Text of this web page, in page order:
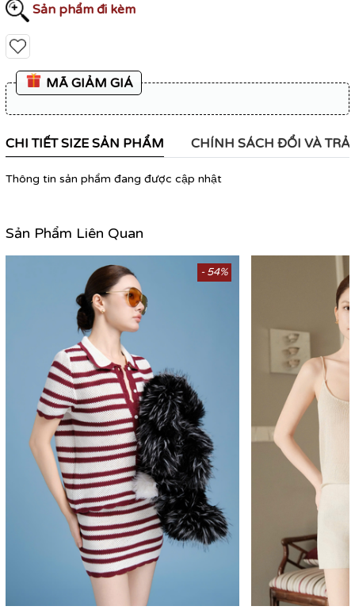
Sản phẩm đi kèm
MÃ GIẢM GIÁ
CHI TIẾT SIZE SẢN PHẨM CHÍNH SÁCH ĐỔI VÀ TRẢ
Thông tin sản phẩm đang được cập nhật
Sản Phẩm Liên Quan
- 54%